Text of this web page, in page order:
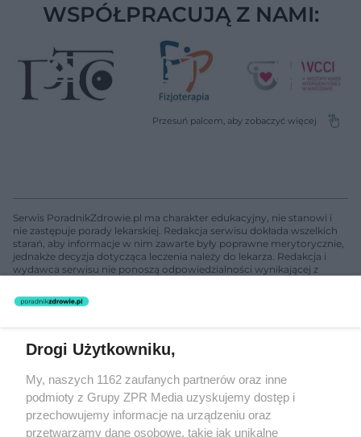
WSPÓŁPRACUJĄ Z NAMI:
Serwis PoradnikZdrowie.pl ma charakter edukacyjny, nie stanowi i
nie zastępuje porady lekarskiej. Redakcja serwisu dokłada wszelkich
starań, aby informacje w nim zawarte były poprawne merytorycznie,
jednakże decyzja dotycząca leczenia należy do lekarza. Redakcja i
wydawca serwisu nie ponoszą odpowiedzialności wynikającej z
nie prowadzi działalności leczniczej polegającej na udzielaniu
świadczeń zdrowotnych w rozumieniu art. 3 ust 1 ustawy o
Żaden utwór zamieszczony w serwisie nie może być powielany i
rozpowszechniany lub dalej rozpowszechniany w jakikolwiek sposób
(w tym także elektroniczny lub mechaniczny) na jakimkolwiek polu
eksploatacji w jakiejkolwiek formie, włącznie z umieszczaniem w
Internecie bez pisemnej zgody właściciela praw. Jakiekolwiek użycie
Drogi Użytkowniku,
My, naszych 1162 zaufanych partnerów oraz inne
podmioty z Grupy ZPR Media uzyskujemy dostęp i
przechowujemy informacje na urządzeniu oraz
przetwarzamy dane osobowe, takie jak unikalne